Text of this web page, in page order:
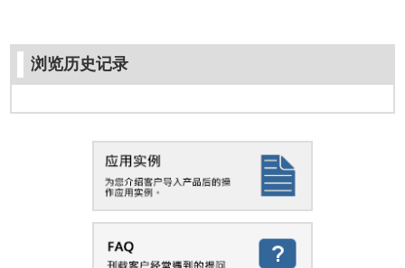
浏览历史记录